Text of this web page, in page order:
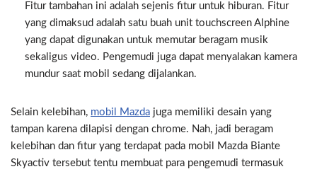
Fitur tambahan ini adalah sejenis fitur untuk hiburan. Fitur
yang dimaksud adalah satu buah unit touchscreen Alphine
yang dapat digunakan untuk memutar beragam musik
sekaligus video. Pengemudi juga dapat menyalakan kamera
mundur saat mobil sedang dijalankan.
Selain kelebihan, mobil Mazda juga memiliki desain yang
tampan karena dilapisi dengan chrome. Nah, jadi beragam
kelebihan dan fitur yang terdapat pada mobil Mazda Biante
Skyactiv tersebut tentu membuat para pengemudi termasuk